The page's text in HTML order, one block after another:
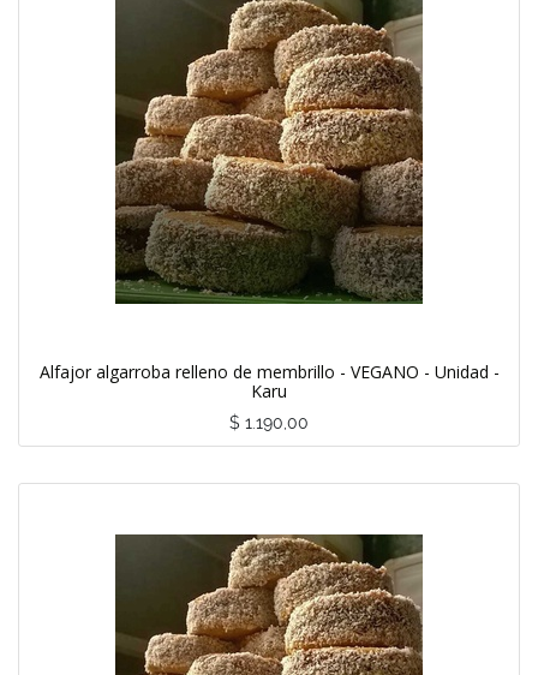
Alfajor algarroba relleno de membrillo - VEGANO - Unidad -
Karu
$ 1.190,00